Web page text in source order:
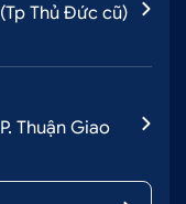
Thủ Đức cũ)
Thuận Giao